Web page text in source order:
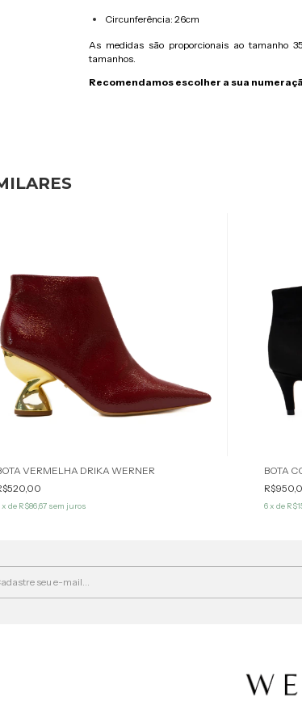
Circunferência: 26cm
As medidas são proporcionais ao tamanho
tamanhos.
Recomendamos escolher a sua
VERMELHA DRIKA WERNER
x de R$86,67 sem juros
BOTA
6 x de